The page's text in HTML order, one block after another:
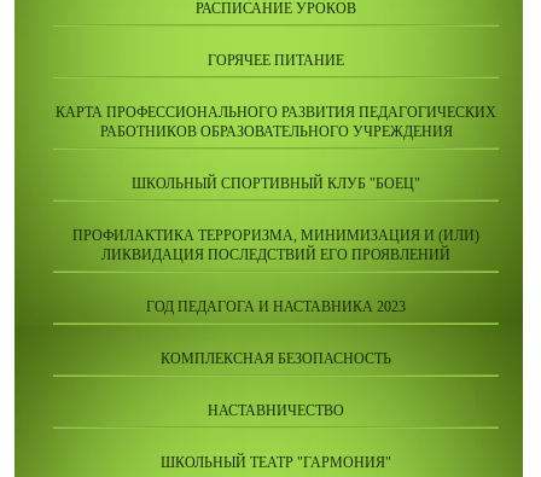
РАСПИСАНИЕ УРОКОВ
ГОРЯЧЕЕ ПИТАНИЕ
КАРТА ПРОФЕССИОНАЛЬНОГО РАЗВИТИЯ ПЕДАГОГИЧЕСКИХ
РАБОТНИКОВ ОБРАЗОВАТЕЛЬНОГО УЧРЕЖДЕНИЯ
ШКОЛЬНЫЙ СПОРТИВНЫЙ КЛУБ "БОЕЦ"
ПРОФИЛАКТИКА ТЕРРОРИЗМА, МИНИМИЗАЦИЯ И (ИЛИ)
ЛИКВИДАЦИЯ ПОСЛЕДСТВИЙ ЕГО ПРОЯВЛЕНИЙ
ГОД ПЕДАГОГА И НАСТАВНИКА 2023
КОМПЛЕКСНАЯ БЕЗОПАСНОСТЬ
НАСТАВНИЧЕСТВО
ШКОЛЬНЫЙ ТЕАТР "ГАРМОНИЯ"